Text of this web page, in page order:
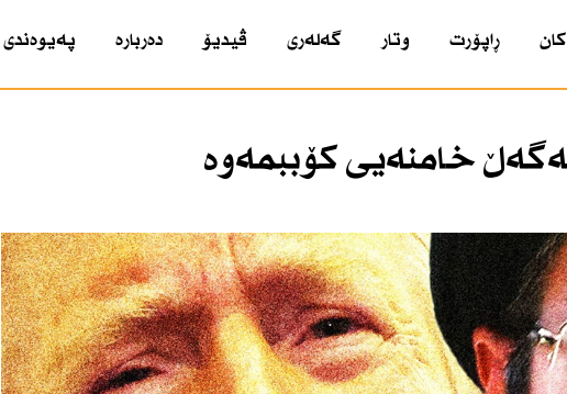
ڕاپۆرت وتار گەلەری ڤیدیۆ دەربارە پەیوەندی
خامنەیی كۆببمەوە